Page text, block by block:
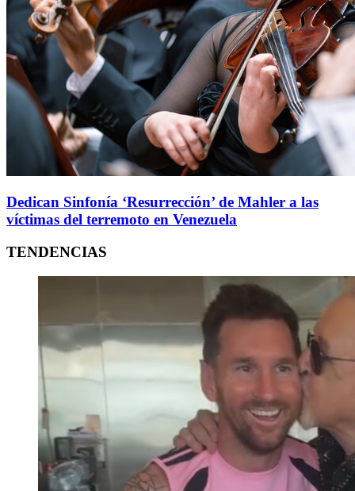
Dedican Sinfonía ‘Resurrección’ de Mahler a las
víctimas del terremoto en Venezuela
TENDENCIAS